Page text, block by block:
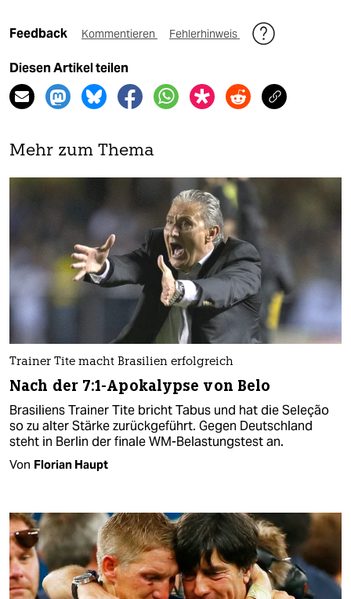
Feedback Kommentieren Fehlerhinweis
Diesen Artikel teilen
Mehr zum Thema
Trainer Tite macht Brasilien erfolgreich
Nach der 7:1-Apokalypse von Belo
Brasiliens Trainer Tite bricht Tabus und hat die Seleção
so zu alter Stärke zurückgeführt. Gegen Deutschland
steht in Berlin der finale WM-Belastungstest an.
Von Florian Haupt